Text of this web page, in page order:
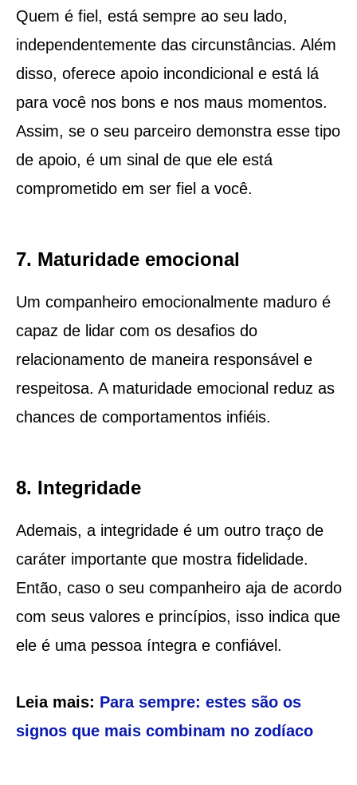
Quem é fiel, está sempre ao seu lado,
independentemente das circunstâncias. Além
disso, oferece apoio incondicional e está lá
para você nos bons e nos maus momentos.
Assim, se o seu parceiro demonstra esse tipo
de apoio, é um sinal de que ele está
comprometido em ser fiel a você.
7. Maturidade emocional
Um companheiro emocionalmente maduro é
capaz de lidar com os desafios do
relacionamento de maneira responsável e
respeitosa. A maturidade emocional reduz as
chances de comportamentos infiéis.
8. Integridade
Ademais, a integridade é um outro traço de
caráter importante que mostra fidelidade.
Então, caso o seu companheiro aja de acordo
com seus valores e princípios, isso indica que
ele é uma pessoa íntegra e confiável.
Leia mais: Para sempre: estes são os
signos que mais combinam no zodíaco